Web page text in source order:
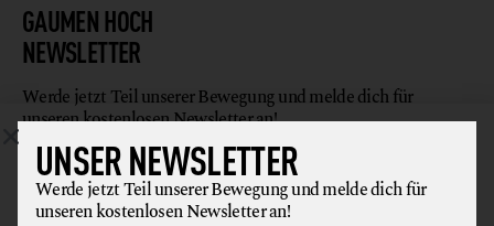
GAUMEN HOCH
NEWSLETTER
Werde jetzt Teil unserer Bewegung und melde dich für
unseren kostenlosen Newsletter an!
UNSER NEWSLETTER
Werde jetzt Teil unserer Bewegung und melde dich für
unseren kostenlosen Newsletter an!